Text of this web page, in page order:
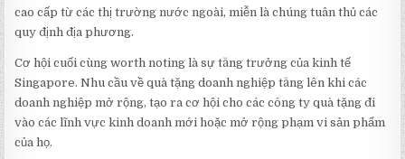
cao cấp từ các thị trường nước ngoài, miễn là chúng tuân thủ các
quy định địa phương.
Cơ hội cuối cùng worth noting là sự tăng trưởng của kinh tế
Singapore. Nhu cầu về quà tặng doanh nghiệp tăng lên khi các
doanh nghiệp mở rộng, tạo ra cơ hội cho các công ty quà tặng đi
vào các lĩnh vực kinh doanh mới hoặc mở rộng phạm vi sản phẩm
của họ.